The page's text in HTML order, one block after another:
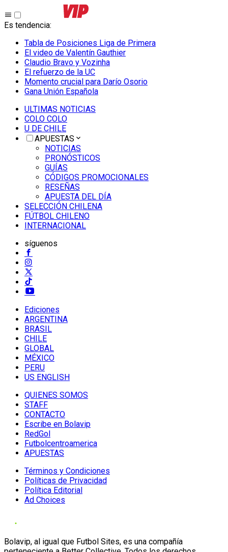
Es tendencia:
Tabla de Posiciones Liga de Primera
El video de Valentín Gauthier
Claudio Bravo y Vozinha
El refuerzo de la UC
Momento crucial para Darío Osorio
Gana Unión Española
ULTIMAS NOTICIAS
COLO COLO
U DE CHILE
APUESTAS
NOTICIAS
PRONÓSTICOS
GUÍAS
CÓDIGOS PROMOCIONALES
RESEÑAS
APUESTA DEL DÍA
SELECCIÓN CHILENA
FÚTBOL CHILENO
INTERNACIONAL
síguenos
Ediciones
ARGENTINA
BRASIL
CHILE
GLOBAL
MÉXICO
PERU
US ENGLISH
QUIENES SOMOS
STAFF
CONTACTO
Escribe en Bolavip
RedGol
Futbolcentroamerica
APUESTAS
Términos y Condiciones
Políticas de Privacidad
Política Editorial
Ad Choices
Bolavip, al igual que Futbol Sites, es una compañía